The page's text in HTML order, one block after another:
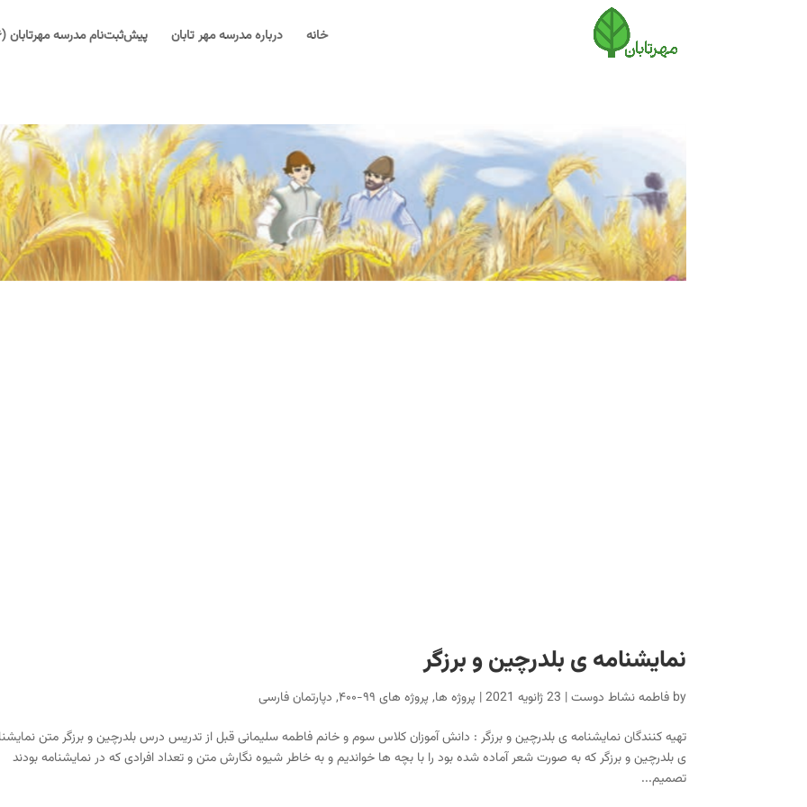
خانه درباره مدرسه مهر تابان پیش‌ثبت‌نام مدرسه مهرتابان (۱۴۰۶-۱۴۰۵)
نمایشنامه ی بلدرچین و برزگر
by فاطمه نشاط دوست| 23 ژانویه 2021 | پروژه ها, پروژه های ۹۹-۴۰۰ , دپارتمان فارسی
تهیه کنندگان نمایشنامه ی بلدرچین و برزگر : دانش آموزان کلاس سوم و خانم فاطمه سلیمانی قبل از تدریس درس بلدرچین و برزگر متن
ی بلدرچین و برزگر که به صورت شعر آماده شده بود را با بچه ها خواندیم و به خاطر شیوه نگارش متن و تعداد افرادی که در نمایشنامه بودند
تصمیم...